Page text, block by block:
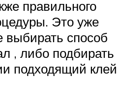
правильного
Это уже
выбирать способ
, либо подбирать
подходящий клей